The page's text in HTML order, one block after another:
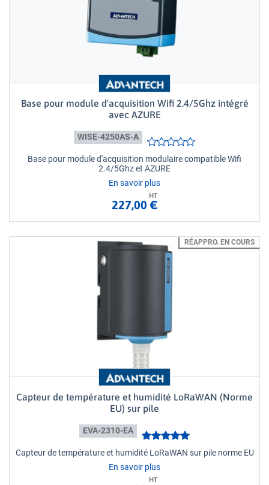
Base pour module d'acquisition Wifi 2.4/5Ghz intégré
avec AZURE
WISE-4250AS-A
Base pour module d'acquisition modulaire compatible Wifi
2.4/5Ghz et AZURE
En savoir plus
HT
227,00 €
RÉAPPRO. EN COURS
Capteur de température et humidité LoRaWAN (Norme
EU) sur pile
EVA-2310-EA
Capteur de température et humidité LoRaWAN sur pile norme EU
En savoir plus
HT